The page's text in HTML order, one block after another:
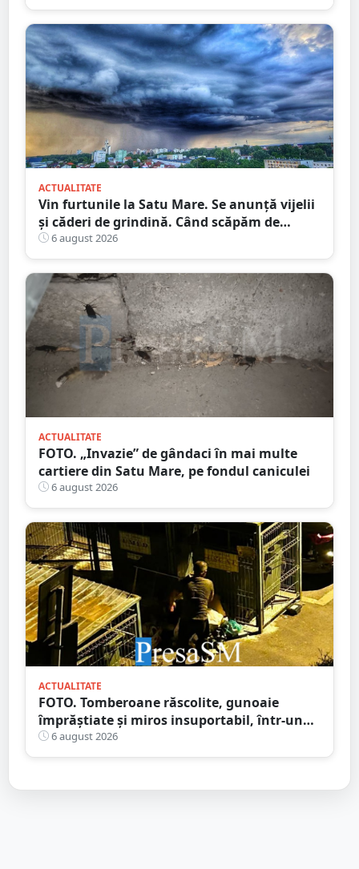
ACTUALITATE
Vin furtunile la Satu Mare. Se anunță vijelii
și căderi de grindină. Când scăpăm de
caniculă
6 august 2026
ACTUALITATE
FOTO. „Invazie” de gândaci în mai multe
cartiere din Satu Mare, pe fondul caniculei
6 august 2026
ACTUALITATE
FOTO. Tomberoane răscolite, gunoaie
împrăștiate și miros insuportabil, într-un
cartier al Sătmarului
6 august 2026